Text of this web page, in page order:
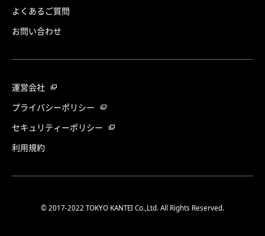
よくあるご質問
お問い合わせ
運営会社
プライバシーポリシー
セキュリティーポリシー
利用規約
© 2017-2022 TOKYO KANTEI Co.,Ltd. All Rights Reserved.